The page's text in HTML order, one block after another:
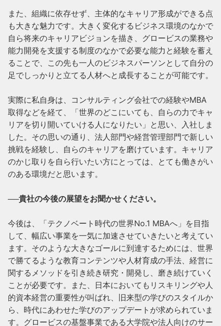
また、組織に依存せず、主体的なキャリア形成ができる点
も大きな魅力です。大きく変化するビジネス環境のなかで
自ら将来のキャリアビジョンを描き、グロービスの業務や
能力開発を支援する制度のなかで必要な能力と経験を蓄え
ることで、この先も一人のビジネスパーソンとして自分の
足でしっかりと立てる人材へと成長することが可能です。
実際に私自身は、コンサルティング会社での経験やMBA
取得などを経て、「世界のどこにいても、自らの力でキャ
リアを切り開いていける人になりたい」と思い、入社しま
した。その思いの通り、法人部門や経営管理部門で新しい
挑戦を経験し、自らのキャリアを磨けています。キャリア
のかじ取りを自ら行いたい方にとっては、とても働きがい
のある環境だと思います。
──貴社の今後の展望をお聞かせください。
今後は、「テクノベート時代の世界No.1 MBAへ」を目指
して、幅広い事業を一気に加速させていきたいと考えてい
ます。そのような大きなゴールに到達するためには、世界
で勝てるような教育コンテンツや人材育成の手法、経営に
関するメソッドを引き続き研究・開発し、磨き続けていく
ことが必要です。また、日本においてもリスキリングや人
的資本経営の重要性が叫ばれ、旧来型の学びのスタイルか
ら、時代にあわせた学びのアップデートが求められていま
す。グロービスの基盤事業である大学院や法人向けのサー